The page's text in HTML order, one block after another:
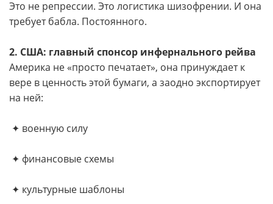
Это не репрессии. Это логистика шизофрении. И она
требует бабла. Постоянного.
2. США: главный спонсор инфернального рейва
Америка не «просто печатает», она принуждает к
вере в ценность этой бумаги, а заодно экспортирует
на ней:
✦ военную силу
✦ финансовые схемы
✦ культурные шаблоны